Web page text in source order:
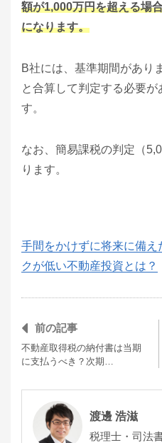
額が1,000万円を超える場
になります。
B社には、基準期間があり
と合算して判定する必要が
す。
なお、簡易課税の判定（
ります。
手間をかけずに将来に備
クが低い不動産投資とは？
前の記事
不動産取得税の納付書は当期
に支払うべき？次期…
渡邊 浩滋
税理士・司法